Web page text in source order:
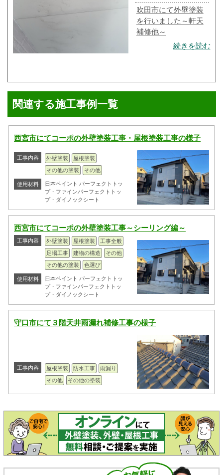
吹田市にて外壁塗装
を行いました～軒天
補修他～
続きを読む
関連する施工事例一覧
西宮市にてコーポの外壁塗装工事・屋根塗装工事の様子
工事内容 外壁塗装
屋根塗装
その他の塗装
その他
使用材料
日本ペイント パーフェクトトッ
プ・ファインパーフェクトトッ
プ・ダイノックシート
西宮市にてコーポの外壁塗装工事～シーリング編～
工事内容 外壁塗装 屋根塗装
工事全般
足場工事
建物の構造
その他
その他の塗装
色選び
使用材料
日本ペイント パーフェクトトッ
プ・ファインパーフェクトトッ
プ・ダイノックシート
守口市にて３階天井雨漏れ補修工事の様子
工事内容 屋根塗装 防水工事
雨漏り
その他
その他の塗装